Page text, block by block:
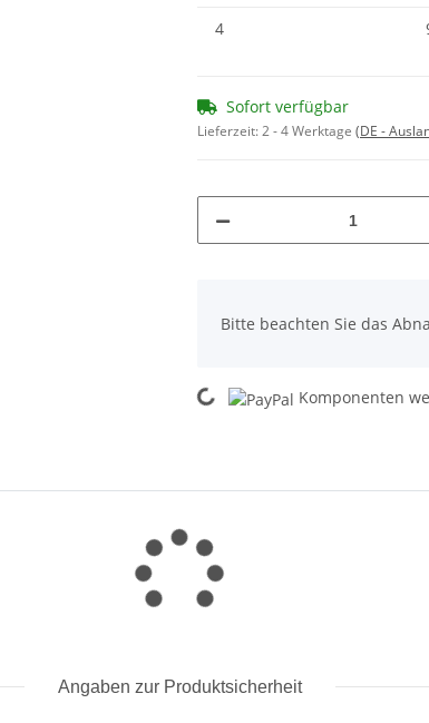
4
Sofort verfügbar
Lieferzeit:2 - 4 Werktage (DE -
Bitte beachten Sie das
Loading... Komponenten
Angaben zur Produktsicherheit